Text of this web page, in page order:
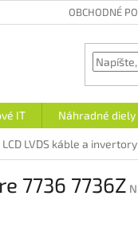
OBCHODNÉ
IT Náhradné
LCD LVDS káble a invertory
7736 7736Z